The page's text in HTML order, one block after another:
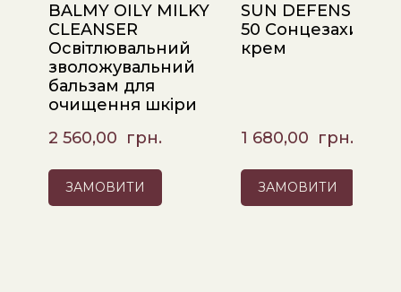
BALMY OILY MILKY
CLEANSER
Освітлювальний
зволожувальний
бальзам для
очищення шкіри
2 560,00  грн.
ЗАМОВИТИ
SUN DEFENSE SPF
50
крем
1 680,00  грн.
ЗАМОВИТИ